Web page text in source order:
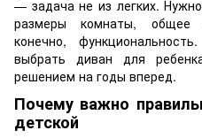
— задача не из легких.
размеры комнаты, общее
конечно,
выбрать диван для
решением на годы вперед.
Почему важно
детской